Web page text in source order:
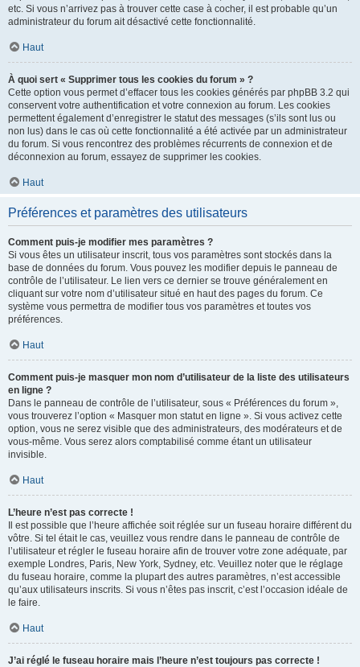
etc. Si vous n’arrivez pas à trouver cette case à cocher, il est probable qu’un
administrateur du forum ait désactivé cette fonctionnalité.
Haut
À quoi sert « Supprimer tous les cookies du forum » ?
Cette option vous permet d’effacer tous les cookies générés par phpBB 3.2 qui
conservent votre authentification et votre connexion au forum. Les cookies
permettent également d’enregistrer le statut des messages (s’ils sont lus ou
non lus) dans le cas où cette fonctionnalité a été activée par un administrateur
du forum. Si vous rencontrez des problèmes récurrents de connexion et de
déconnexion au forum, essayez de supprimer les cookies.
Haut
Préférences et paramètres des utilisateurs
Comment puis-je modifier mes paramètres ?
Si vous êtes un utilisateur inscrit, tous vos paramètres sont stockés dans la
base de données du forum. Vous pouvez les modifier depuis le panneau de
contrôle de l’utilisateur. Le lien vers ce dernier se trouve généralement en
cliquant sur votre nom d’utilisateur situé en haut des pages du forum. Ce
système vous permettra de modifier tous vos paramètres et toutes vos
préférences.
Haut
Comment puis-je masquer mon nom d’utilisateur de la liste des utilisateurs
en ligne ?
Dans le panneau de contrôle de l’utilisateur, sous « Préférences du forum »,
vous trouverez l’option « Masquer mon statut en ligne ». Si vous activez cette
option, vous ne serez visible que des administrateurs, des modérateurs et de
vous-même. Vous serez alors comptabilisé comme étant un utilisateur
invisible.
Haut
L’heure n’est pas correcte !
Il est possible que l’heure affichée soit réglée sur un fuseau horaire différent du
vôtre. Si tel était le cas, veuillez vous rendre dans le panneau de contrôle de
l’utilisateur et régler le fuseau horaire afin de trouver votre zone adéquate, par
exemple Londres, Paris, New York, Sydney, etc. Veuillez noter que le réglage
du fuseau horaire, comme la plupart des autres paramètres, n’est accessible
qu’aux utilisateurs inscrits. Si vous n’êtes pas inscrit, c’est l’occasion idéale de
le faire.
Haut
J’ai réglé le fuseau horaire mais l’heure n’est toujours pas correcte !